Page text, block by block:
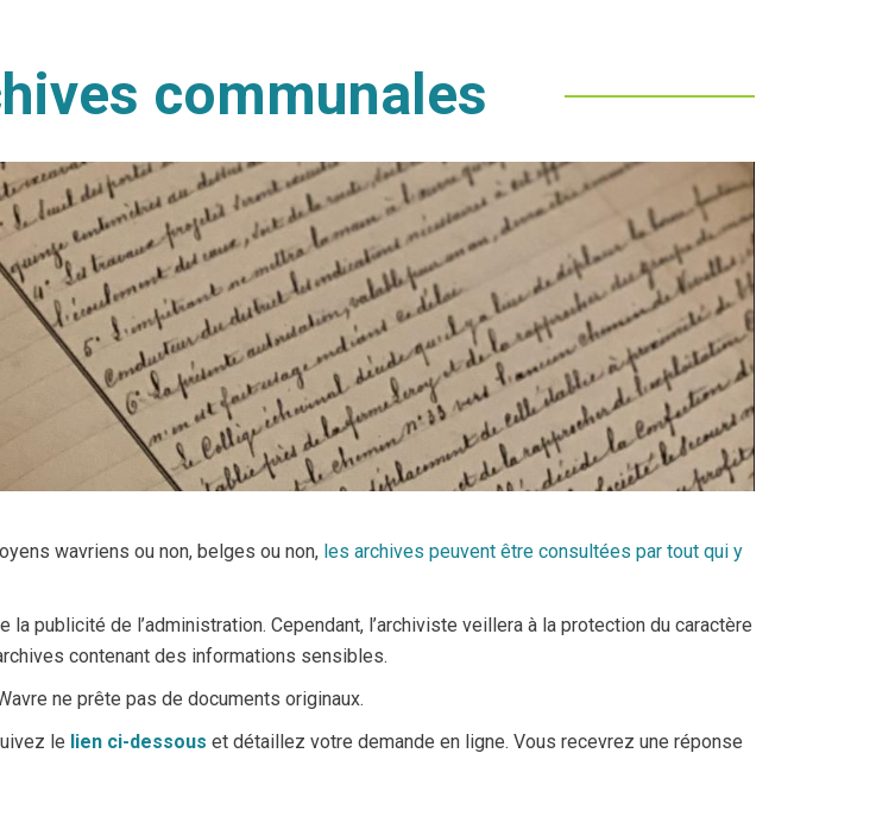
communales
wavriens ou non, belges ou non, les archives peuvent être consultées par tout qui y
publicité de l’administration. Cependant, l’archiviste veillera à la protection du caractère
contenant des informations sensibles.
ne prête pas de documents originaux.
le lien ci-dessous et détaillez votre demande en ligne. Vous recevrez une réponse